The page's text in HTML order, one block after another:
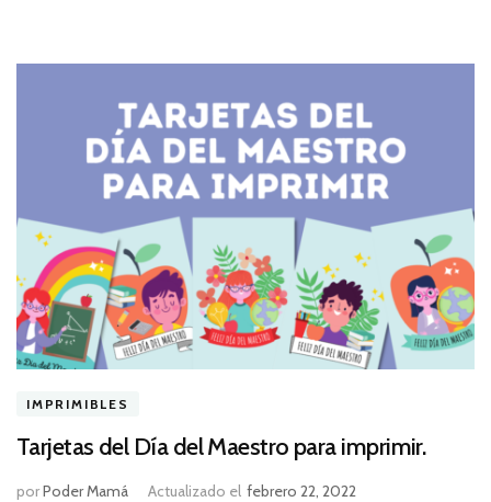
IMPRIMIBLES
Tarjetas del Día del Maestro para imprimir.
porPoder Mamá Actualizado el febrero 22, 2022